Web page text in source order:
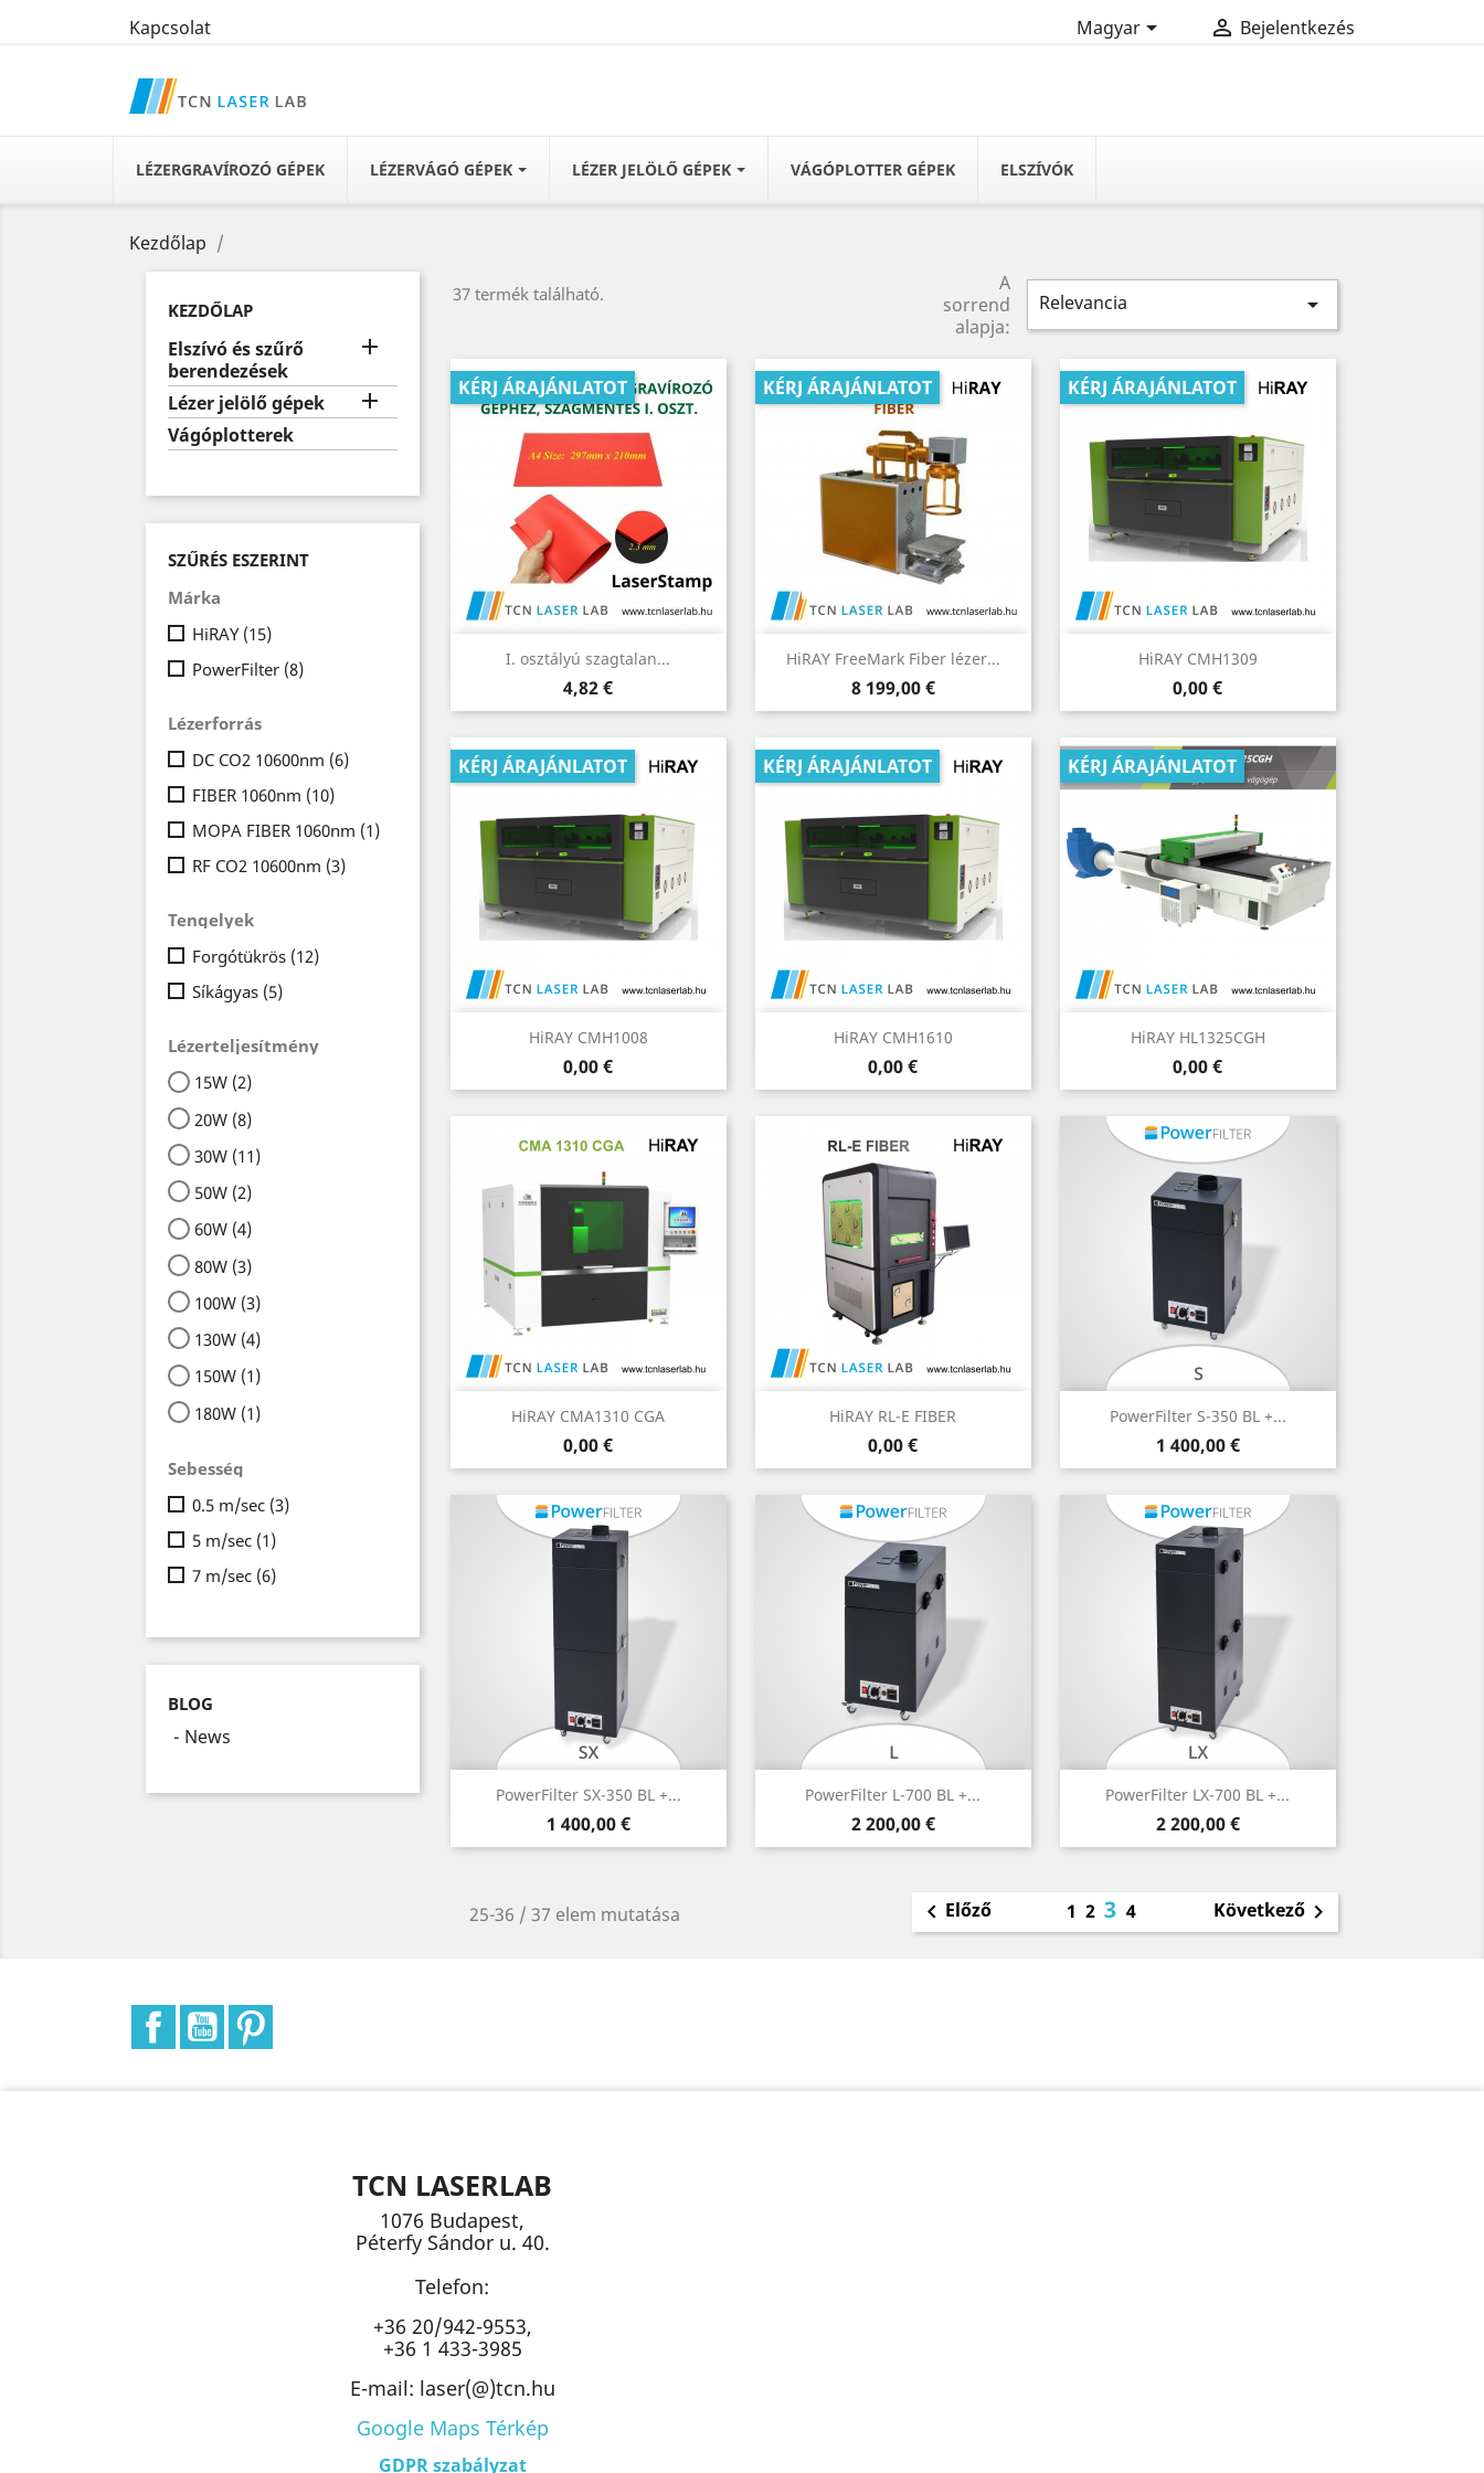
Kapcsolat Magyar  Bejelentkezés
LÉZERGRAVÍROZÓ GÉPEK LÉZERVÁGÓ GÉPEK LÉZER JELÖLŐ GÉPEK VÁGÓPLOTTER GÉPEK ELSZÍVÓK
Kezdőlap
KEZDŐLAP
Elszívó és szűrő
berendezések

Lézer jelölő gépek 
Vágóplotterek
SZŰRÉS ESZERINT
Márka
HiRAY (15)
PowerFilter (8)
Lézerforrás
DC CO2 10600nm (6)
FIBER 1060nm (10)
MOPA FIBER 1060nm (1)
RF CO2 10600nm (3)
Tengelyek
Forgótükrös (12)
Síkágyas (5)
Lézerteljesítmény
15W (2)
20W (8)
30W (11)
50W (2)
60W (4)
80W (3)
100W (3)
130W (4)
150W (1)
180W (1)
Sebesség
0.5 m/sec (3)
5 m/sec (1)
7 m/sec (6)
BLOG
News
37 termék található.
A
sorrend
alapja:
Relevancia 
I. osztályú szagtalan...
Ár
4,82 €
KÉRJ ÁRAJÁNLATOT
Előnézet HiRAY FreeMark Fiber lézer...
Ár
8 199,00 €
KÉRJ ÁRAJÁNLATOT
Előnézet HiRAY CMH1309
Ár
0,00 €
KÉRJ ÁRAJÁNLATOT
Előnézet
HiRAY CMH1008
Ár
0,00 €
KÉRJ ÁRAJÁNLATOT
Előnézet HiRAY CMH1610
Ár
0,00 €
KÉRJ ÁRAJÁNLATOT
Előnézet HiRAY HL1325CGH
Ár
0,00 €
KÉRJ ÁRAJÁNLATOT
Előnézet
HiRAY CMA1310 CGA
Ár
0,00 €
Előnézet HiRAY RL-E FIBER
Ár
0,00 €
Előnézet PowerFilter S-350 BL +...
Ár
1 400,00 €
Előnézet
PowerFilter SX-350 BL +...
Ár
1 400,00 €
Előnézet PowerFilter L-700 BL +...
Ár
2 200,00 €
Előnézet PowerFilter LX-700 BL +...
Ár
2 200,00 €
Előnézet
25-36 / 37 elem mutatása  Előző 1 2 3 4 Következő
FacebookYouTube
TCN LASERLAB
1076 Budapest,
Péterfy Sándor u. 40.
Telefon:
+36 20/942-9553,
+36 1 433-3985
E-mail: laser(@)tcn.hu
Google Maps Térkép
GDPR szabályzat